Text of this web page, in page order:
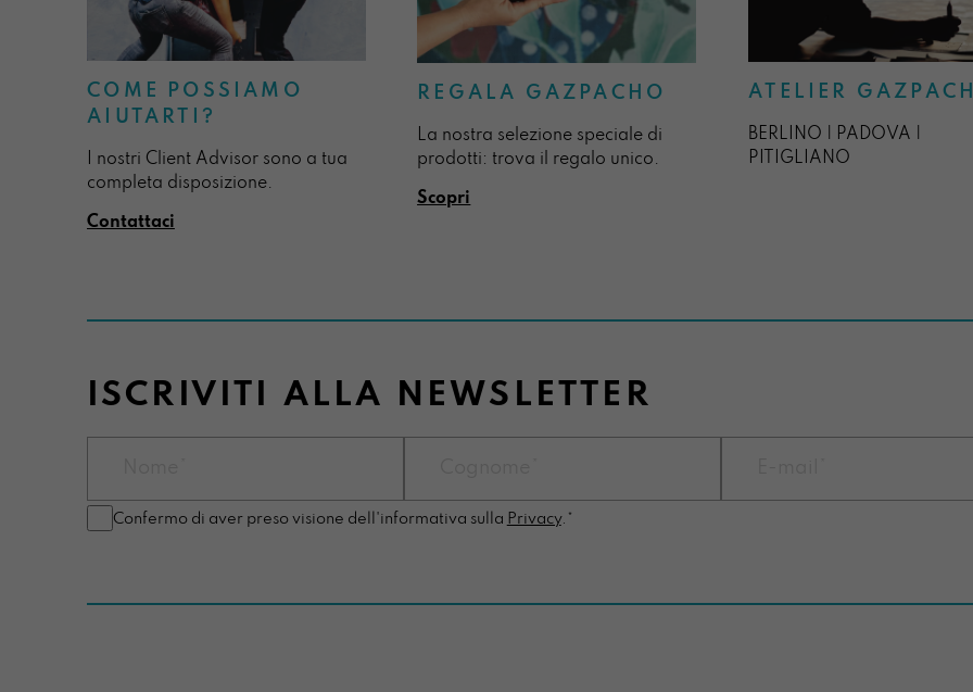
COME POSSIAMO
AIUTARTI?
I nostri Client Advisor sono a tua
completa disposizione.
Contattaci
REGALA GAZPACHO
La nostra selezione speciale di
prodotti: trova il regalo unico.
Scopri
ATELIER
BERLINO | PADOVA |
PITIGLIANO
ISCRIVITI ALLA NEWSLETTER
Confermo di aver preso visione dell'informativa sulla Privacy.*